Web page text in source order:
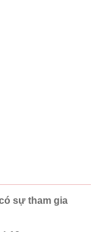
sự tham gia